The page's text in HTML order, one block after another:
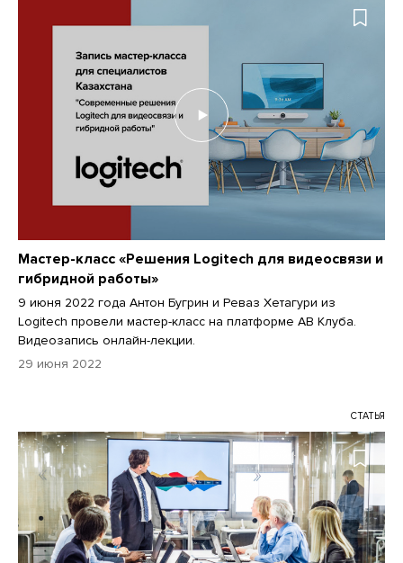
Мастер-класс «Решения Logitech для видеосвязи и
гибридной работы»
9 июня 2022 года Антон Бугрин и Реваз Хетагури из
Logitech провели мастер-класс на платформе АВ Клуба.
Видеозапись онлайн-лекции.
29 июня 2022
СТАТЬЯ